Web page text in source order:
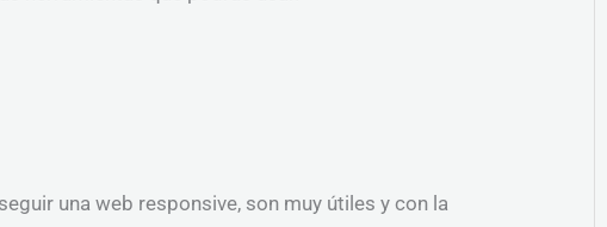
una web responsive, son muy útiles y con la